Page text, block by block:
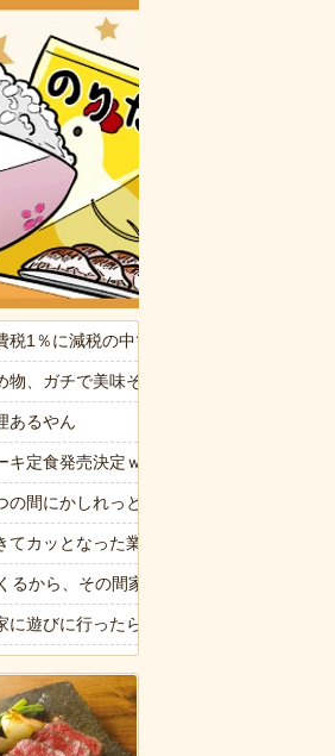
な！旦那様の為に家事をしろ！」夫が
った腹いせ→滅多に怒らない嫁が子供に
てやる！！」→祖父が亡くなりその土地
が衝撃
て真っ先に思い浮かぶのは？
ンビニ見習え！」油とタレが飛び散って
税1％に減税の中で上がる懸念
物、ガチで美味そうｗｗｗｗｗｗ
あるやん
キ定食発売決定ｗｗｗｗｗｗ
の間にかしれっと定着してる謎のお茶
てカッとなった業者「うちで飼ってる犬
るから、その間家のことはよろしくね」
に遊びに行ったら私が小さい頃に撮った写
行った時、女の子が生まれるという赤い
果被告へのDV事案で逮捕されていた 宮